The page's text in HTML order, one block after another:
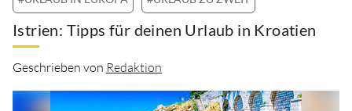
Istrien: Tipps für deinen Urlaub in Kroatien
Geschrieben von Redaktion